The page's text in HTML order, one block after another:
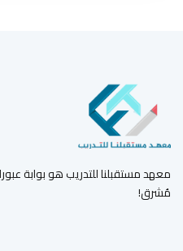
معهد مستقبلنا للتدريب هو بوابة
مُشرق!